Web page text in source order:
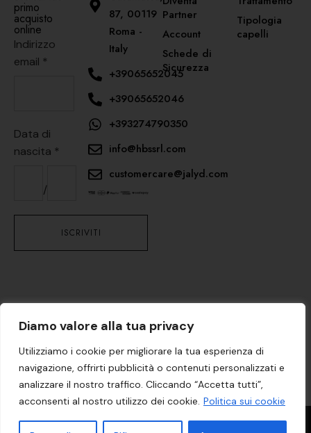
Diamo valore alla tua privacy
Utilizziamo i cookie per migliorare la tua esperienza di
navigazione, offrirti pubblicità o contenuti personalizzati e
analizzare il nostro traffico. Cliccando “Accetta tutti”,
acconsenti al nostro utilizzo dei cookie. Politica sui cookie
primo
acquisto
online
Indirizzo
email *
Data di
nascita *
/
87, 00119
Roma -
Italy
+39065652045
+39065652046
+393274790350
info@hbssrl.com
customercare@jalyd.com
Partner
Account
Schede di
Sicurezza
Tipologia
capelli
English(Inglese) Italiano
PRIVACY E COOKIECONDIZIONI DI VENDITA
VIA PADRE ANTONIO CASAMASSA, 87, 00119 ROMA, ITALY01032541003